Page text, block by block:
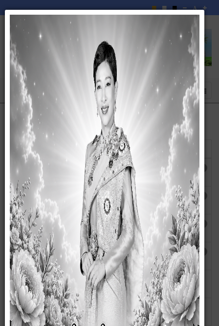
แสดง
#
ชื่อ
สรุปผลการดำเนินการจัดซื้อจัดจ้างรายเดือน
กันยายน 2568
เขียนโดย สุ
ฮิต: 1719
สรุปผลการดำเนินการจัดซื้อจัดจ้างรายเดือน
สิงหาคม 2568
เขียนโดย สุ
กัญญา
ฮิต: 1689
สรุปผลการดำเนินการจัดซื้อจัดจ้างรายเดือน
กรกฎาคม 2568
เขียนโดย สุ
กัญญา
ฮิต: 1672
สรุปผลการดำเนินการจัดซื้อจัดจ้างรายเดือน
มิถุนายน 2568
เขียนโดย สุ
กัญญา
ฮิต: 1777
สรุปผลการดำเนินการจัดซื้อจัดจ้างรายเดือน
พฤษภาคม 2568
เขียนโดย สุ
กัญญา
ฮิต: 417
สรุปผลการดำเนินการจัดซื้อจัดจ้างรายเดือน
เมษายน 2568
เขียนโดย สุ
กัญญา
ฮิต: 394